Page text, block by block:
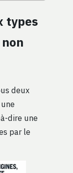
types
deux
dire une
par le